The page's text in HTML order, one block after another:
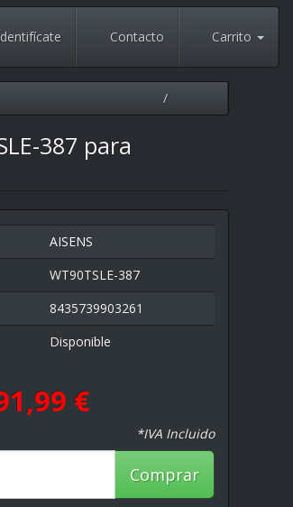
Contacto Carrito
387 para
AISENS
WT90TSLE-387
8435739903261
Disponible
€
*IVA Incluido
Comprar